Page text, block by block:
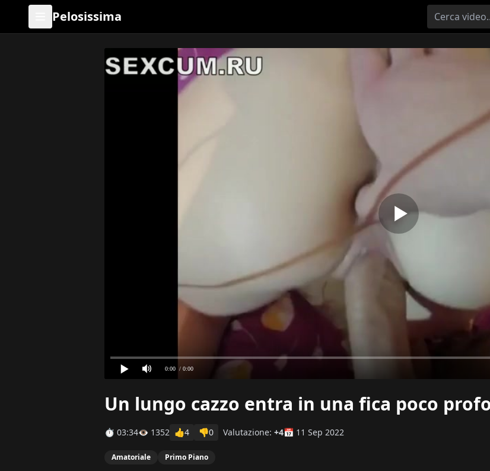
Pelosissima
0:00 / 0:00
Un lungo cazzo entra in una fica poco
⏱ 03:34👁 1352 👍4 👎0 Valutazione: +4📅 11 Sep 2022
Amatoriale Primo Piano